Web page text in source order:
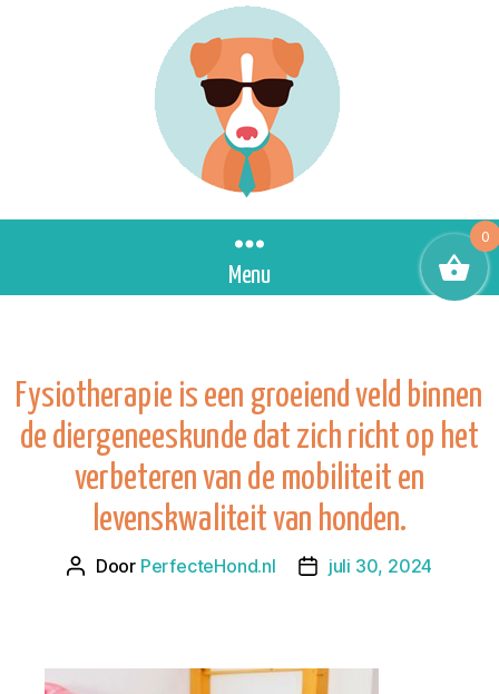
Menu
Fysiotherapie is een groeiend veld binnen
de diergeneeskunde dat zich richt op het
verbeteren van de mobiliteit en
levenskwaliteit van honden.
Berichtauteur
Door PerfecteHond.nl Berichtdatum
juli 30, 2024
0